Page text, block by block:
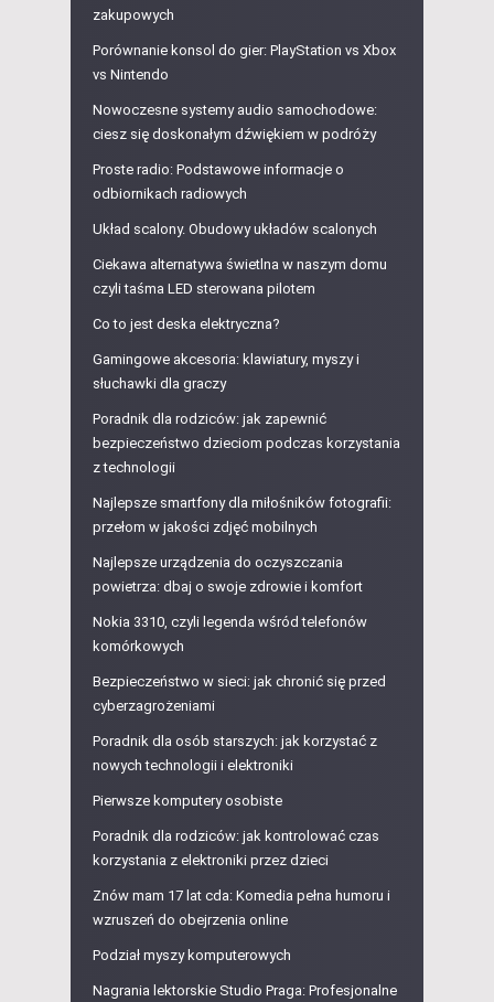
zakupowych
Porównanie konsol do gier: PlayStation vs Xbox
vs Nintendo
Nowoczesne systemy audio samochodowe:
ciesz się doskonałym dźwiękiem w podróży
Proste radio: Podstawowe informacje o
odbiornikach radiowych
Układ scalony. Obudowy układów scalonych
Ciekawa alternatywa świetlna w naszym domu
czyli taśma LED sterowana pilotem
Co to jest deska elektryczna?
Gamingowe akcesoria: klawiatury, myszy i
słuchawki dla graczy
Poradnik dla rodziców: jak zapewnić
bezpieczeństwo dzieciom podczas korzystania
z technologii
Najlepsze smartfony dla miłośników fotografii:
przełom w jakości zdjęć mobilnych
Najlepsze urządzenia do oczyszczania
powietrza: dbaj o swoje zdrowie i komfort
Nokia 3310, czyli legenda wśród telefonów
komórkowych
Bezpieczeństwo w sieci: jak chronić się przed
cyberzagrożeniami
Poradnik dla osób starszych: jak korzystać z
nowych technologii i elektroniki
Pierwsze komputery osobiste
Poradnik dla rodziców: jak kontrolować czas
korzystania z elektroniki przez dzieci
Znów mam 17 lat cda: Komedia pełna humoru i
wzruszeń do obejrzenia online
Podział myszy komputerowych
Nagrania lektorskie Studio Praga: Profesjonalne